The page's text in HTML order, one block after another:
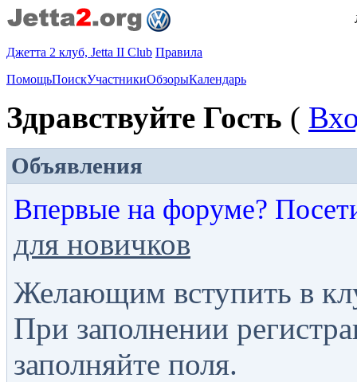
Джетта 2 клуб, Jetta II Club Правила
ПомощьПоискУчастникиОбзорыКалендарь
Здравствуйте Гость (
Объявления
Впервые на форуме?
для новичков
Желающим вступить в
При заполнении
заполняйте поля.